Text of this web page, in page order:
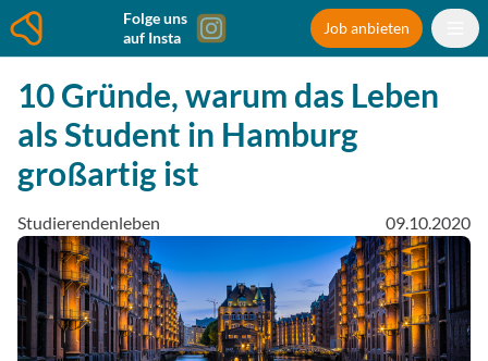
Folge uns
auf Insta
Job anbieten
10 Gründe, warum das Leben
als Student in Hamburg
großartig ist
Studierendenleben 09.10.2020